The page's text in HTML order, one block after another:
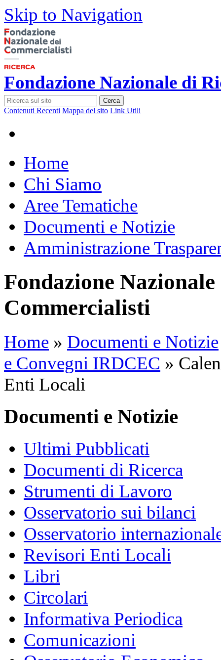
Skip to Navigation
Fondazione Nazionale di
Cerca
Contenuti Recenti Mappa del sito Link Utili
Home
Chi Siamo
Aree Tematiche
Documenti e Notizie
Amministrazione
Fondazione
Commercialisti
Home » Documenti e Notizie
e Convegni IRDCEC »
Enti Locali
Documenti e Notizie
Ultimi Pubblicati
Documenti di Ricerca
Strumenti di Lavoro
Osservatorio sui bilanci
Osservatorio
Revisori Enti Locali
Libri
Circolari
Informativa Periodica
Comunicazioni